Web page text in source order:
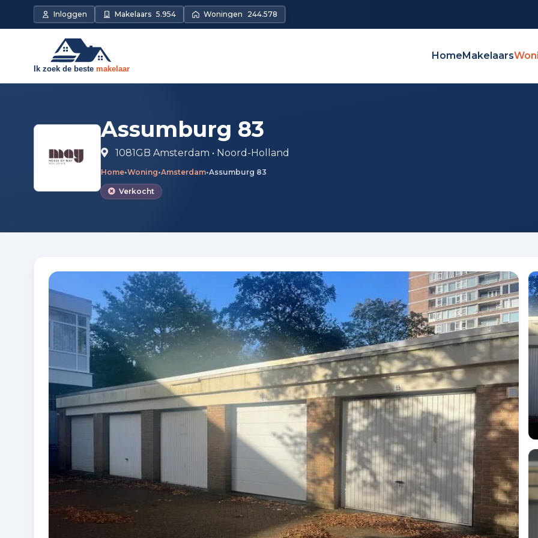
Direct naar de inhoud
Inloggen Makelaars 5.954 Woningen 244.578
HomeMakelaars
Assumburg 83
1081GB Amsterdam • Noord-Holland
Home•Woning•Amsterdam•Assumburg 83
Verkocht
Fotogalerij